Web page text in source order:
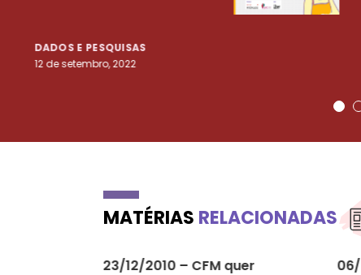
DADOS E PESQUISAS
12 de setembro, 2022
MATÉRIAS RELACIONADAS
23/12/2010 – CFM quer
06/